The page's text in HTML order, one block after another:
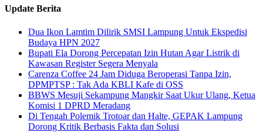
Update Berita
Dua Ikon Lamtim Dilirik SMSI Lampung Untuk Ekspedisi
Budaya HPN 2027
Bupati Ela Dorong Percepatan Izin Hutan Agar Listrik di
Kawasan Register Segera Menyala
Carenza Coffee 24 Jam Diduga Beroperasi Tanpa Izin,
DPMPTSP : Tak Ada KBLI Kafe di OSS
BBWS Mesuji Sekampung Mangkir Saat Ukur Ulang, Ketua
Komisi 1 DPRD Meradang
Di Tengah Polemik Trotoar dan Halte, GEPAK Lampung
Dorong Kritik Berbasis Fakta dan Solusi